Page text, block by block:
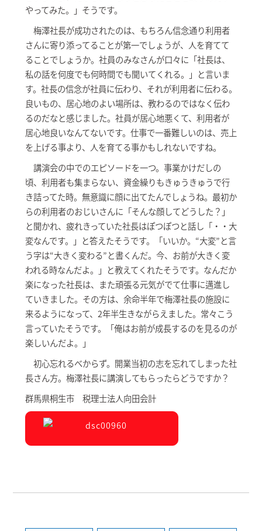
やってみた。」そうです。
梅澤社長が成功されたのは、もちろん信念通り利用者
さんに寄り添ってることが第一でしょうが、人を育てて
ることでしょうか。社員のみなさんが口々に「社長は、
私の話を何度でも何時間でも聞いてくれる。」と言いま
す。社長の信念が社員に伝わり、それが利用者に伝わる。
良いもの、居心地のよい場所は、教わるのではなく伝わ
るのだなと感じました。社員が居心地悪くて、利用者が
居心地良いなんてないです。仕事で一番難しいのは、売上
を上げる事より、人を育てる事かもしれないですね。
講演会の中でのエピソードを一つ。事業かけだしの
頃、利用者も集まらない、資金繰りもきゅうきゅうで行
き詰ってた時。無意識に顔に出てたんでしょうね。最初か
らの利用者のおじいさんに「そんな顔してどうした？」
と聞かれ、疲れきっていた社長はぽつぽつと話し「・・大
変なんです。」と答えたそうです。「いいか。“大変”と言
う字は“大きく変わる”と書くんだ。今、お前が大きく変
われる時なんだよ。」と教えてくれたそうです。なんだか
楽になった社長は、また頑張る元気がでて仕事に邁進し
ていきました。その方は、余命半年で梅澤社長の施設に
来るようになって、2年半生きながらえました。常々こう
言っていたそうです。「俺はお前が成長するのを見るのが
楽しいんだよ。」
初心忘れるべからず。開業当初の志を忘れてしまった社
長さん方。梅澤社長に講演してもらったらどうですか？
群馬県桐生市 税理士法人向田会計